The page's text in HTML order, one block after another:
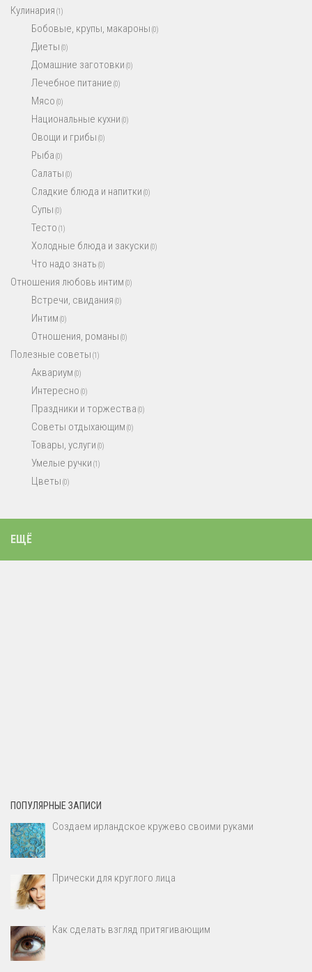
Кулинария (1)
Бобовые, крупы, макароны (0)
Диеты (0)
Домашние заготовки (0)
Лечебное питание (0)
Мясо (0)
Национальные кухни (0)
Овощи и грибы (0)
Рыба (0)
Салаты (0)
Сладкие блюда и напитки (0)
Супы (0)
Тесто (1)
Холодные блюда и закуски (0)
Что надо знать (0)
Отношения любовь интим (0)
Встречи, свидания (0)
Интим (0)
Отношения, романы (0)
Полезные советы (1)
Аквариум (0)
Интересно (0)
Праздники и торжества (0)
Советы отдыхающим (0)
Товары, услуги (0)
Умелые ручки (1)
Цветы (0)
ЕЩЁ
ПОПУЛЯРНЫЕ ЗАПИСИ
Создаем ирландское кружево своими руками
Прически для круглого лица
Как сделать взгляд притягивающим